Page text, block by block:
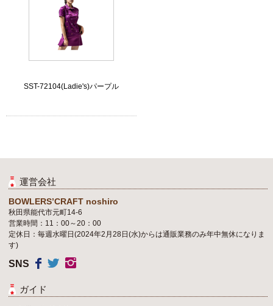
SST-72104(Ladie's)パープル
運営会社
BOWLERS’CRAFT noshiro
秋田県能代市元町14-6
営業時間：11：00～20：00
定休日：毎週水曜日(2024年2月28日(水)からは通販業務のみ年中無休になりま
す)
SNS
ガイド